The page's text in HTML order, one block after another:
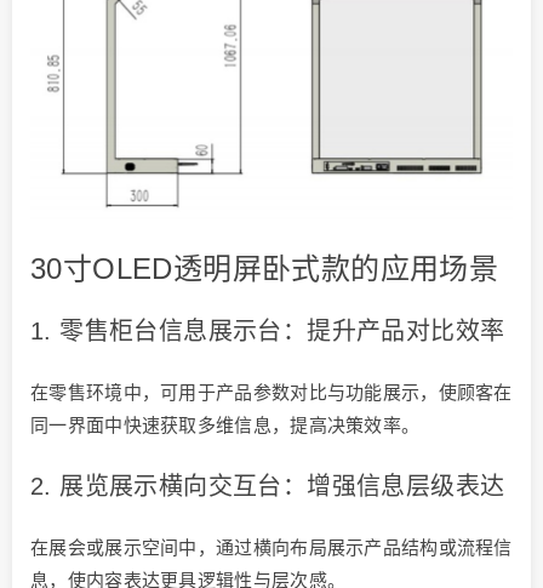
30寸OLED透明屏卧式款的应用场景
1. 零售柜台信息展示台：提升产品对比效率
在零售环境中，可用于产品参数对比与功能展示，使顾客在
同一界面中快速获取多维信息，提高决策效率。
2. 展览展示横向交互台：增强信息层级表达
在展会或展示空间中，通过横向布局展示产品结构或流程信
息，使内容表达更具逻辑性与层次感。